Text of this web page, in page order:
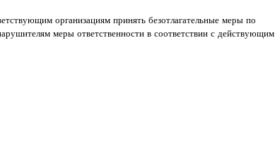
организациям принять безотлагательные меры по
меры ответственности в соответствии с действующим